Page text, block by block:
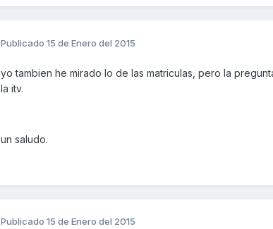
Publicado 15 de Enero del 2015
yo tambien he mirado lo de las matriculas, pero la
la itv.
un saludo.
Publicado 15 de Enero del 2015